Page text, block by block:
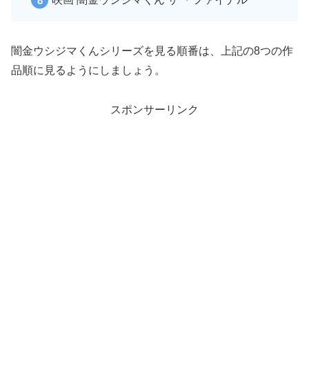
闇金ウシジマくんシリーズを見る順番は、上記の8つの作
品順に見るようにしましょう。
スポンサーリンク